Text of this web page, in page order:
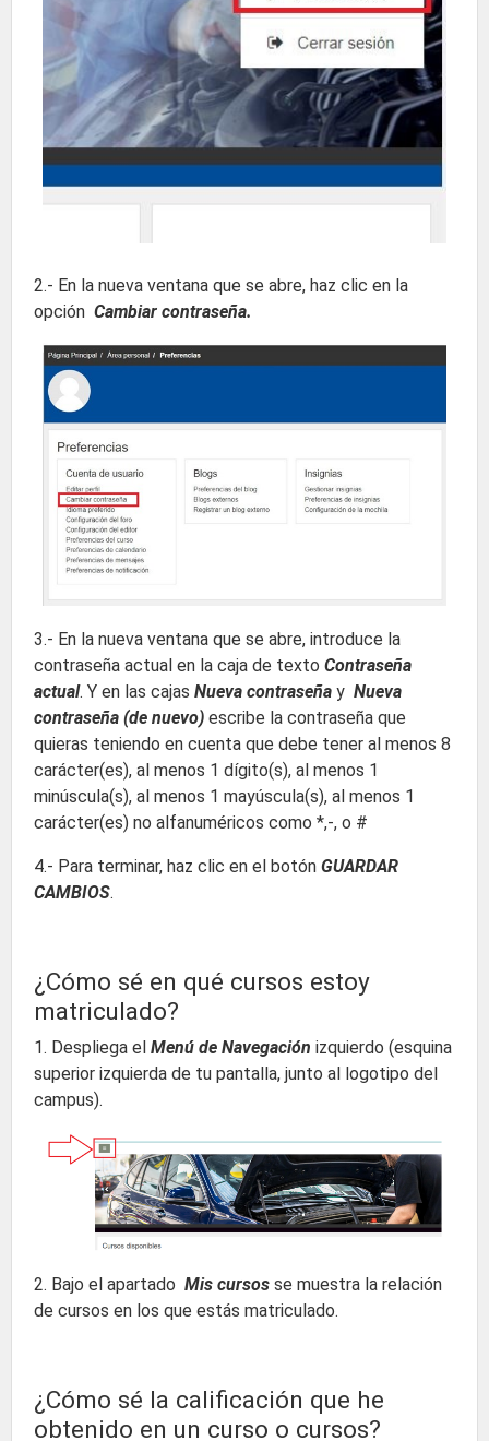
2.- En la nueva ventana que se abre, haz clic en la
opción Cambiar contraseña.
3.- En la nueva ventana que se abre, introduce la
contraseña actual en la caja de texto Contraseña
actual. Y en las cajas Nueva contraseña y Nueva
contraseña (de nuevo) escribe la contraseña que
quieras teniendo en cuenta que debe tener al menos 8
carácter(es), al menos 1 dígito(s), al menos 1
minúscula(s), al menos 1 mayúscula(s), al menos 1
carácter(es) no alfanuméricos como *,-, o #
4.- Para terminar, haz clic en el botón GUARDAR
CAMBIOS.
¿Cómo sé en qué cursos estoy
matriculado?
1. Despliega el Menú de Navegación izquierdo (esquina
superior izquierda de tu pantalla, junto al logotipo del
campus).
2. Bajo el apartado Mis cursos se muestra la relación
de cursos en los que estás matriculado.
¿Cómo sé la calificación que he
obtenido en un curso o cursos?